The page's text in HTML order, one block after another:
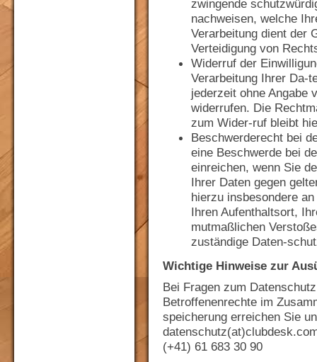
zwingende
nachweisen, welche
Verarbeitung dient der
Verteidigung von
Widerruf der
Verarbeitung Ihrer Da-
jederzeit ohne Angabe
widerrufen. Die
zum Wider-ruf bleibt
Beschwerderecht bei
eine Beschwerde bei
einreichen, wenn Sie
Ihrer Daten gegen
hierzu insbesondere
Ihren Aufenthaltsort,
mutmaßlichen
zuständige Daten-
Wichtige Hinweise zur
Bei Fragen zum
Betroffenenrechte im
speicherung erreichen Sie
(+41) 61 683 30 90